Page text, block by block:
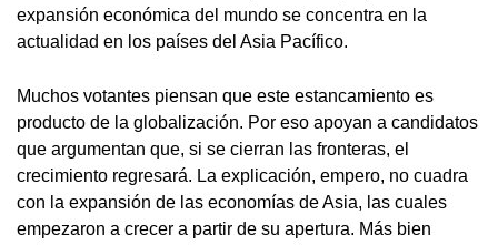
expansión económica del mundo se concentra en la
actualidad en los países del Asia Pacífico.
Muchos votantes piensan que este estancamiento es
producto de la globalización. Por eso apoyan a candidatos
que argumentan que, si se cierran las fronteras, el
crecimiento regresará. La explicación, empero, no cuadra
con la expansión de las economías de Asia, las cuales
empezaron a crecer a partir de su apertura. Más bien